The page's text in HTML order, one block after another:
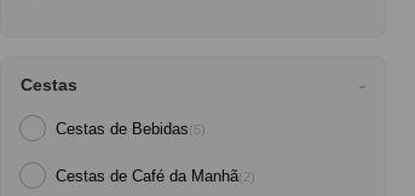
Cestas
Cestas de Bebidas(5)
Cestas de Café da Manh(2)